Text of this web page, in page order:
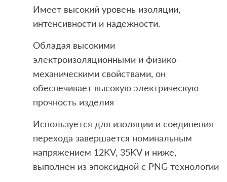
Имеет высокий уровень изоляции,
интенсивности и надежности.
Обладая высокими
электроизоляционными и физико-
механическими свойствами, он
обеспечивает высокую электрическую
прочность изделия
Используется для изоляции и соединения
перехода завершается номинальным
напряжением 12KV, 35KV и ниже,
выполнен из эпоксидной с PNG технологии